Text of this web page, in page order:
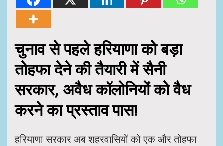
चुनाव से पहले हरियाणा को बड़ा
तोहफा देने की तैयारी में सैनी
सरकार, अवैध कॉलोनियों को वैध
करने का प्रस्ताव पास!
हरियाणा सरकार अब शहरवासियों को एक और तोहफा